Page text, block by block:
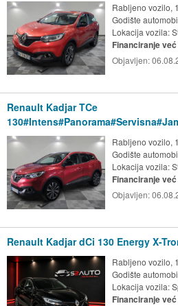
Rabljeno vozilo,
Godište
Lokacija vozila:
Financiranje
Objavljen:
Renault Kadjar TCe
Rabljeno vozilo,
Godište
Lokacija vozila:
Financiranje
Objavljen:
Renault Kadjar dCi 130 Energy X-
Rabljeno vozilo,
Godište
Lokacija vozila:
Financiranje